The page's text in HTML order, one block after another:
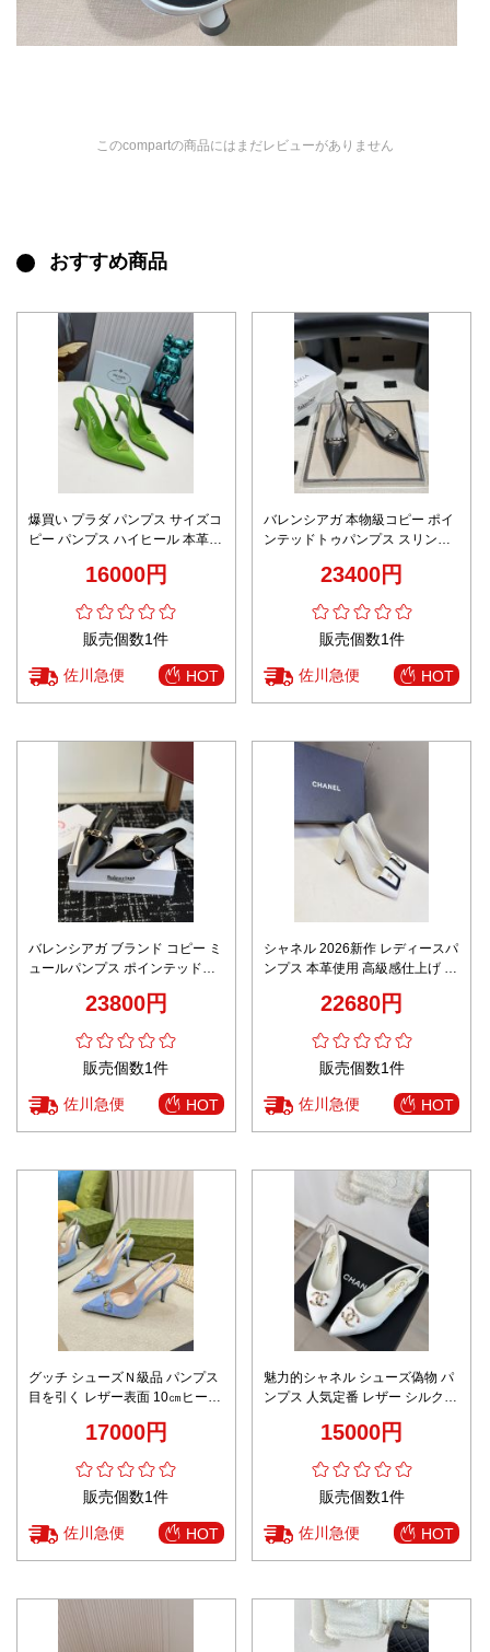
このcompartの商品にはまだレビューがありません
おすすめ商品
爆買い プラダ パンプス サイズコ
ピー パンプス ハイヒール 本革 8
16000円
販売個数1件
佐川急便 HOT
バレンシアガ 本物級コピー ポイ
ンテッドトゥパンプス スリング
23400円
販売個数1件
佐川急便 HOT
バレンシアガ ブランド コピー ミ
ュールパンプス ポインテッドト
23800円
販売個数1件
佐川急便 HOT
シャネル 2026新作 レディースパ
ンプス 本革使用 高級感仕上げ 金
安心サイト ブランド コピー エレ
22680円
販売個数1件
佐川急便 HOT
グッチ シューズＮ級品 パンプス
目を引く レザー表面 10㎝ヒール
17000円
販売個数1件
佐川急便 HOT
魅力的シャネル シューズ偽物 パ
ンプス 人気定番 レザー シルク表
15000円
販売個数1件
佐川急便 HOT